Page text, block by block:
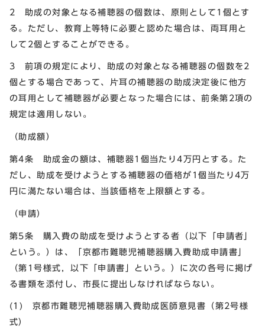
2 助成の対象となる補聴器の個数は、原則として1個とす
る。ただし、教育上等特に必要と認めた場合は、両耳用と
して2個とすることができる。
3 前項の規定により、助成の対象となる補聴器の個数を2
個とする場合であって、片耳の補聴器の助成決定後に他方
の耳用として補聴器が必要となった場合には、前条第2項の
規定は適用しない。
（助成額）
第4条 助成金の額は、補聴器1個当たり4万円とする。た
だし、助成を受けようとする補聴器の価格が1個当たり4万
円に満たない場合は、当該価格を上限額とする。
（申請）
第5条 購入費の助成を受けようとする者（以下「申請者」
という。）は、「京都市難聴児補聴器購入費助成申請書」
（第1号様式，以下「申請書」という。）に次の各号に掲げ
る書類を添付し、市長に提出しなければならない。
(1) 京都市難聴児補聴器購入費助成医師意見書（第2号様
式）